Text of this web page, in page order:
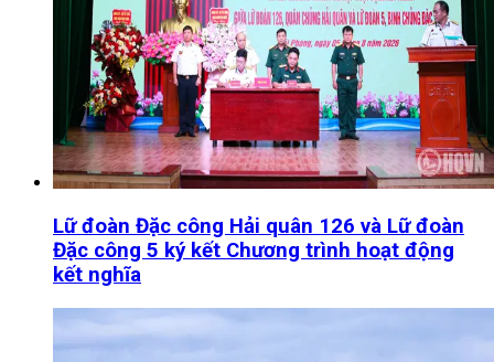
Lữ đoàn Đặc công Hải quân 126 và Lữ đoàn
Đặc công 5 ký kết Chương trình hoạt động
kết nghĩa